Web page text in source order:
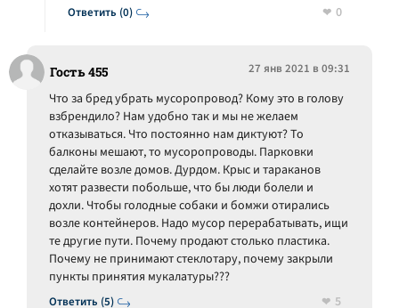
Ответить (0) 0
Гость 455 27 янв 2021 в 09:31
Ответить (5)
Что за бред убрать мусоропровод? Кому это в голову
взбрендило? Нам удобно так и мы не желаем
отказываться. Что постоянно нам диктуют? То
балконы мешают, то мусоропроводы. Парковки
сделайте возле домов. Дурдом. Крыс и тараканов
хотят развести побольше, что бы люди болели и
дохли. Чтобы голодные собаки и бомжи отирались
возле контейнеров. Надо мусор перерабатывать, ищи
те другие пути. Почему продают столько пластика.
Почему не принимают стеклотару, почему закрыли
пункты принятия мукалатуры???
5